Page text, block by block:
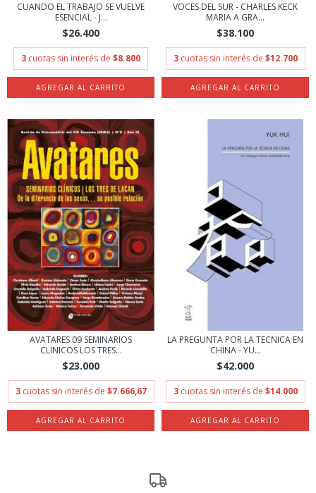
CUANDO EL TRABAJO SE VUELVE
ESENCIAL - J...
$26.400
3 cuotas sin interés de $8.800
VOCES DEL SUR - CHARLES KECK
MARIA A GRA...
$38.100
3 cuotas sin interés de $12.700
AVATARES 09 SEMINARIOS
CLINICOS LOS TRES...
$23.000
3 cuotas sin interés de $7.666,67
LA PREGUNTA POR LA TECNICA EN
CHINA - YU...
$42.000
3 cuotas sin interés de $14.000